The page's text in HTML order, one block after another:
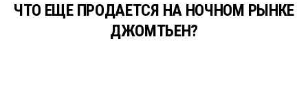
ЧТО ЕЩЕ ПРОДАЕТСЯ НА НОЧНОМ РЫНКЕ
ДЖОМТЬЕН?